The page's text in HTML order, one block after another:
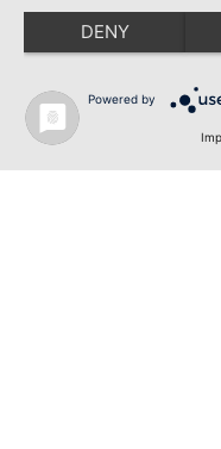
DENY
Powered by